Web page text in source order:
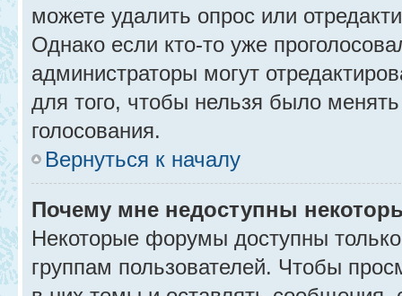
можете удалить опрос или
Однако если кто-то уже
администраторы могут
для того, чтобы нельзя было
голосования.
Вернуться к началу
Почему мне недоступны
Некоторые форумы доступны
группам пользователей. Чтобы